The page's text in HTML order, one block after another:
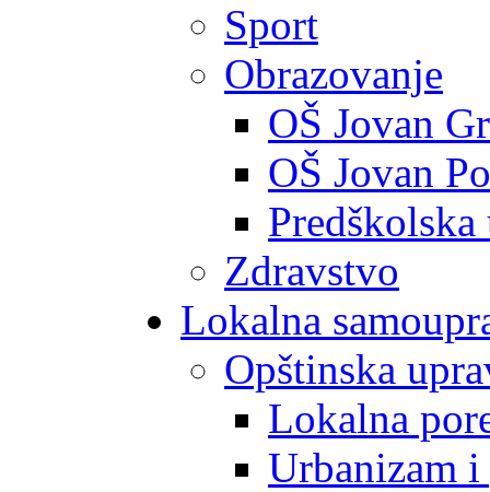
Sport
Obrazovanje
OŠ Jovan
OŠ Jovan
Predškolska
Zdravstvo
Lokalna
Opštinska
Lokalna
Urbanizam